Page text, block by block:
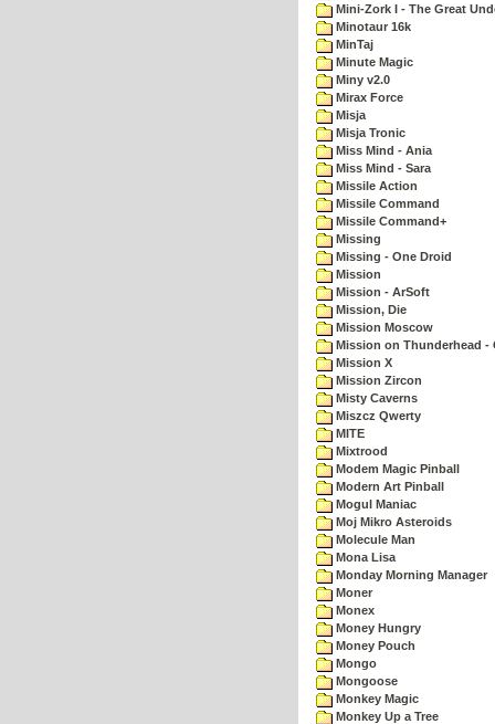
Mini-Zork I - The Great
Minotaur 16k
MinTaj
Minute Magic
Miny v2.0
Mirax Force
Misja
Misja Tronic
Miss Mind - Ania
Miss Mind - Sara
Missile Action
Missile Command
Missile Command+
Missing
Missing - One Droid
Mission
Mission - ArSoft
Mission, Die
Mission Moscow
Mission on Thunderhead -
Mission X
Mission Zircon
Misty Caverns
Miszcz Qwerty
MITE
Mixtrood
Modem Magic Pinball
Modern Art Pinball
Mogul Maniac
Moj Mikro Asteroids
Molecule Man
Mona Lisa
Monday Morning Manager
Moner
Monex
Money Hungry
Money Pouch
Mongo
Mongoose
Monkey Magic
Monkey Up a Tree